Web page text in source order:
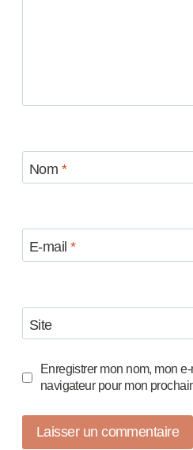
Nom *
E-mail*
Site
Enregistrer mon nom, mon
navigateur pour mon